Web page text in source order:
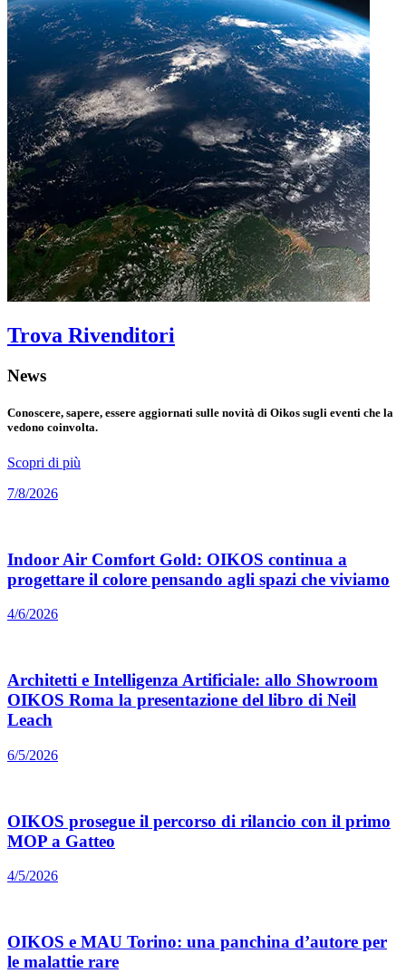
Trova Rivenditori
News
Conoscere, sapere, essere aggiornati sulle novità di Oikos sugli eventi che la
vedono coinvolta.
Scopri di più
7/8/2026
Indoor Air Comfort Gold: OIKOS continua a
progettare il colore pensando agli spazi che viviamo
4/6/2026
Architetti e Intelligenza Artificiale: allo Showroom
OIKOS Roma la presentazione del libro di Neil
Leach
6/5/2026
OIKOS prosegue il percorso di rilancio con il primo
MOP a Gatteo
4/5/2026
OIKOS e MAU Torino: una panchina d’autore per
le malattie rare